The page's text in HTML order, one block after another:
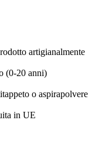
artigianalmente
(0-20 anni)
o aspirapolvere
in UE